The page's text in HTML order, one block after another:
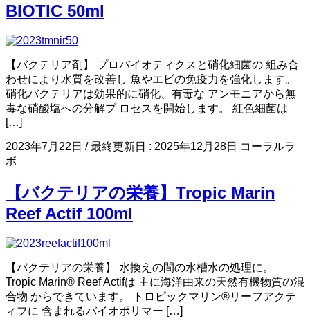
BIOTIC 50ml
【バクテリア剤】 プロバイオティクスと硝化細菌の 組み合
わせにより水質を改善し 魚やエビの免疫力を強化します。
硝化バクテリアは効果的に硝化、有毒な アンモニアから無
毒な硝酸塩への分解プ ロセスを開始します。 紅色細菌は
[…]
2023年7月22日 / 最終更新日 : 2025年12月28日 コーラルラ
ボ
【バクテリアの栄養】Tropic Marin
Reef Actif 100ml
【バクテリアの栄養】 水換えの間の水槽水の処理に。
Tropic Marin® Reef Actifは 主に海洋由来の天然有機物質の混
合物 からできています。 トロピックマリン®リーフアクテ
ィフに 含まれるバイオポリマー […]